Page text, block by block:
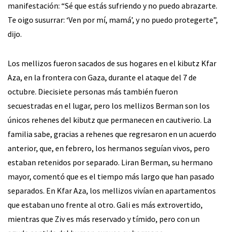
manifestación: “Sé que estás sufriendo y no puedo abrazarte.
Te oigo susurrar: ‘Ven por mí, mamá’, y no puedo protegerte”,
dijo.
Los mellizos fueron sacados de sus hogares en el kibutz Kfar
Aza, en la frontera con Gaza, durante el ataque del 7 de
octubre. Diecisiete personas más también fueron
secuestradas en el lugar, pero los mellizos Berman son los
únicos rehenes del kibutz que permanecen en cautiverio. La
familia sabe, gracias a rehenes que regresaron en un acuerdo
anterior, que, en febrero, los hermanos seguían vivos, pero
estaban retenidos por separado. Liran Berman, su hermano
mayor, comentó que es el tiempo más largo que han pasado
separados. En Kfar Aza, los mellizos vivían en apartamentos
que estaban uno frente al otro. Gali es más extrovertido,
mientras que Ziv es más reservado y tímido, pero con un